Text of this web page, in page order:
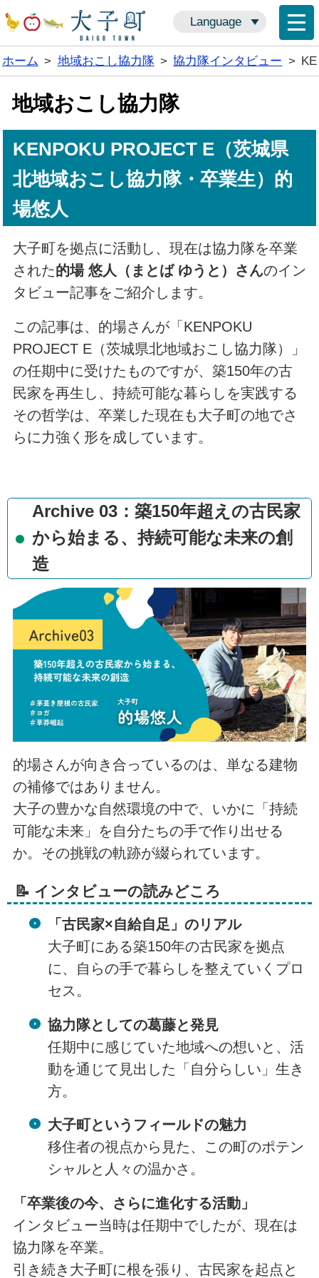
Language
ホーム > 地域おこし協力隊 > 協力隊インタビュー >
地域おこし協力隊
KENPOKU PROJECT E（茨城県
北地域おこし協力隊・卒業生）的
場悠人
大子町を拠点に活動し、現在は協力隊を卒業
された的場 悠人（まとば ゆうと）さんのイン
タビュー記事をご紹介します。
この記事は、的場さんが「KENPOKU
PROJECT E（茨城県北地域おこし協力隊）」
の任期中に受けたものですが、築150年の古
民家を再生し、持続可能な暮らしを実践する
その哲学は、卒業した現在も大子町の地でさ
らに力強く形を成しています。
Archive 03：築150年超えの古民家
から始まる、持続可能な未来の創
造
的場さんが向き合っているのは、単なる建物
の補修ではありません。
大子の豊かな自然環境の中で、いかに「持続
可能な未来」を自分たちの手で作り出せる
か。その挑戦の軌跡が綴られています。
📝 インタビューの読みどころ
「古民家×自給自足」のリアル
大子町にある築150年の古民家を拠点
に、自らの手で暮らしを整えていくプロ
セス。
協力隊としての葛藤と発見
任期中に感じていた地域への想いと、活
動を通じて見出した「自分らしい」生き
方。
大子町というフィールドの魅力
移住者の視点から見た、この町のポテン
シャルと人々の温かさ。
「卒業後の今、さらに進化する活動」
インタビュー当時は任期中でしたが、現在は
協力隊を卒業。
引き続き大子町に根を張り、古民家を起点と